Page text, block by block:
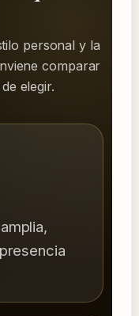
personal y la
comparar
elegir.